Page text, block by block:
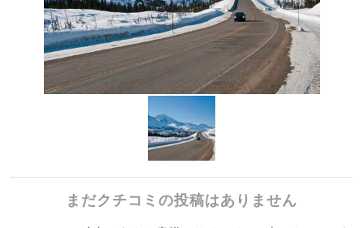
まだクチコミの投稿はありません